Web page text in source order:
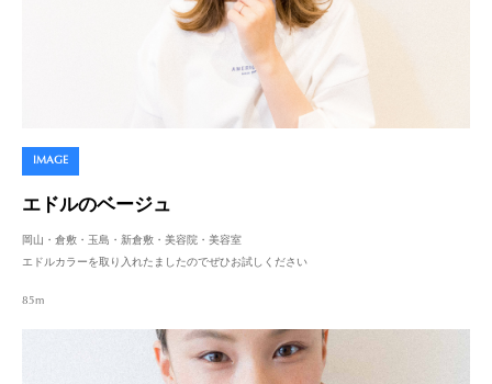
IMAGE
エドルのベージュ
岡山・倉敷・玉島・新倉敷・美容院・美容室
エドルカラーを取り入れたましたのでぜひお試しください
85m